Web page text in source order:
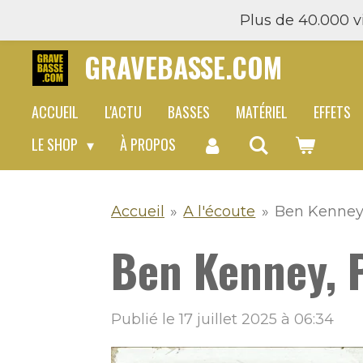
contenu
Plus de 40.000
GRAVEBASSE.COM
ACCUEIL L'ACTU BASSES MATÉRIEL EFFETS
LE SHOP
À PROPOS
Accueil » A l'écoute » Ben
Ben
Publié le 17 juillet 2025 à 06:34